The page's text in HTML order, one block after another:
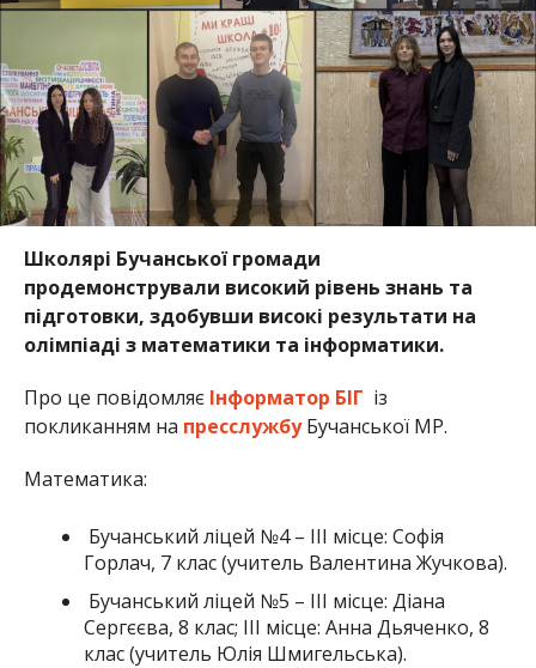
Школярі Бучанської громади
продемонстрували високий рівень знань та
підготовки, здобувши високі результати на
олімпіаді з математики та інформатики.
Про це повідомляє Інформатор БІГ із
покликанням на пресслужбуБучанської МР.
Математика:
Бучанський ліцей №4 – ІІІ місце: Софія
Горлач, 7 клас (учитель Валентина Жучкова).
Бучанський ліцей №5 – ІІІ місце: Діана
Сергєєва, 8 клас; ІІІ місце: Анна Дьяченко, 8
клас (учитель Юлія Шмигельська).